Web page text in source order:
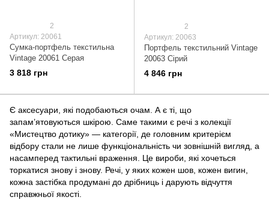
2
Артикул: 20061
Сумка-портфель текстильна
Vintage 20061 Серая
3 818 грн
2
Артикул: 20063
Портфель текстильний Vintage
20063 Сірий
4 846 грн
Є аксесуари, які подобаються очам. А є ті, що
запам’ятовуються шкірою. Саме такими є речі з колекції
«Мистецтво дотику» — категорії, де головним критерієм
відбору стали не лише функціональність чи зовнішній вигляд, а
насамперед тактильні враження. Це вироби, які хочеться
торкатися знову і знову. Речі, у яких кожен шов, кожен вигин,
кожна застібка продумані до дрібниць і дарують відчуття
справжньої якості.